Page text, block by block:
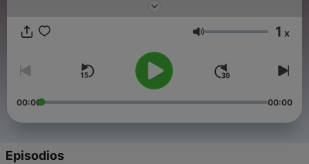
realidad. Con invitados especiales y episodios que serán una
por años: ¿De dónde venimos? ¿Para qué? ¿Hacia dónde va el
Volumen 1 x
00:00 00:00
Episodios